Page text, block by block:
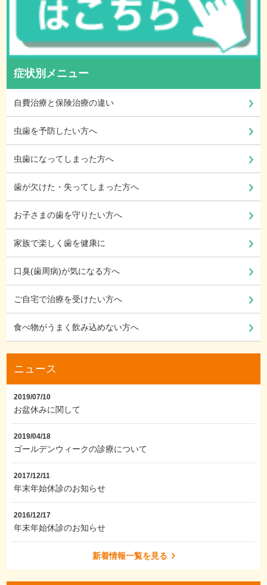
症状別メニュー
自費治療と保険治療の違い
虫歯を予防したい方へ
虫歯になってしまった方へ
歯が欠けた・失ってしまった方へ
お子さまの歯を守りたい方へ
家族で楽しく歯を健康に
口臭(歯周病)が気になる方へ
ご自宅で治療を受けたい方へ
食べ物がうまく飲み込めない方へ
ニュース
2019/07/10
お盆休みに関して
2019/04/18
ゴールデンウィークの診療について
2017/12/11
年末年始休診のお知らせ
2016/12/17
年末年始休診のお知らせ
新着情報一覧を見る